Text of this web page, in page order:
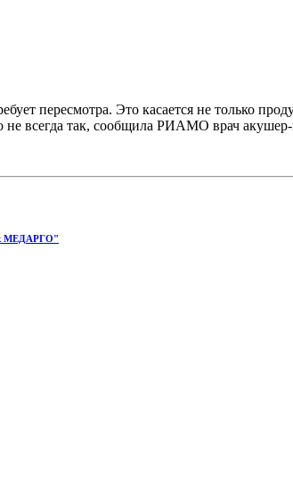
пересмотра. Это касается не только
не всегда так, сообщила РИАМО врач
МЕДАРГО"